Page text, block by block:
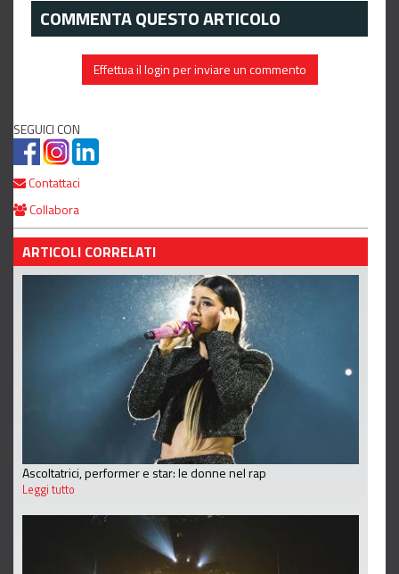
COMMENTA QUESTO ARTICOLO
Effettua il login per inviare un commento
SEGUICI CON
Contattaci
Collabora
ARTICOLI CORRELATI
Ascoltatrici, performer e star: le donne nel rap
Leggi tutto